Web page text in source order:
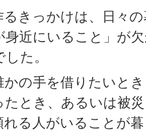
るきっかけは、日々
身近にいること」が
た。
かの手を借りたいと
たとき、あるいは被
れる人がいることが